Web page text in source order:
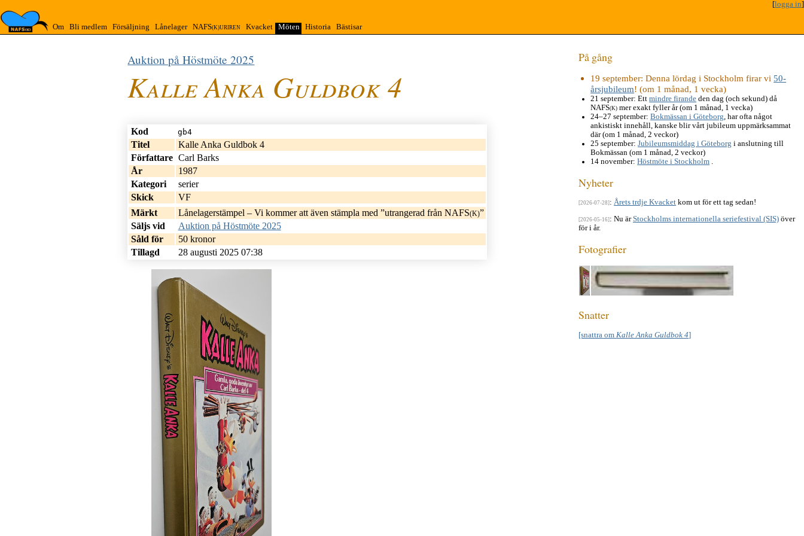
[logga in]
Om Bli medlem Försäljning Lånelager NAFS(K)URIREN Kvacket Möten Historia Bästisar
Auktion på Höstmöte 2025
Kalle Anka Guldbok 4
Mer/mindre detaljer om budgivning …
Kod gb4
Titel
Kalle Anka Guldbok 4
Författare Carl Barks
År
1987
Kategori
serier
Skick
VF
Märkt
Låne­lager­stämpel – Vi kommer att även stämpla med utrangerad från NAFS(K)
Säljs vid
Auktion på Höstmöte 2025
Såld för
50 kronor
Tillagd
28 augusti 2025 07:38
På gång
19 september: Denna lördag i Stockholm firar vi 50-
årsjubileum! (om 1 månad, 1 vecka)
21 september: Ettmindre firande den dag (och sekund) då
NAFS(K) mer exakt fyller år (om 1 månad, 1 vecka)
24–27 september:Bokmässan i Göteborg , har ofta något
ankistiskt innehåll, kanske blir vårt jubileum uppmärksammat
där (om 1 månad, 2 veckor)
25 september:Jubileumsmiddag i Göteborg i anslutning till
Bokmässan (om 1 månad, 2 veckor)
14 november:Höstmöte i Stockholm
Nyheter
[2026-07-28] :Årets trdje Kvacket kom ut för ett tag sedan!
[2026-05-16] : Nu ärStockholms internationella seriefestival (SIS) över
för i år.
Fotografier
Snatter
[snattra om Kalle Anka Guldbok 4]